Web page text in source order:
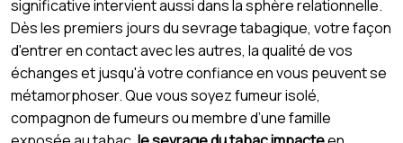
significative intervient aussi dans la sphère relationnelle.
Dès les premiers jours du sevrage tabagique, votre façon
d'entrer en contact avec les autres, la qualité de vos
échanges et jusqu'à votre confiance en vous peuvent se
métamorphoser. Que vous soyez fumeur isolé,
compagnon de fumeurs ou membre d’une famille